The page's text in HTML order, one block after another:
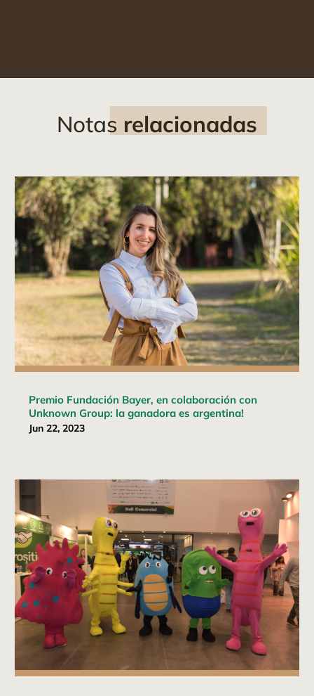
Notas relacionadas
Premio Fundación Bayer, en colaboración con
Unknown Group: la ganadora es argentina!
Jun 22, 2023